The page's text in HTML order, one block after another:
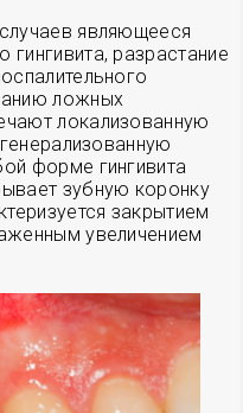
являющееся
разрастание
ложных
локализованную
форме гингивита
зубную коронку
закрытием
увеличением